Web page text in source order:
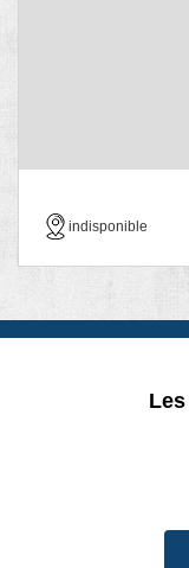
indisponible